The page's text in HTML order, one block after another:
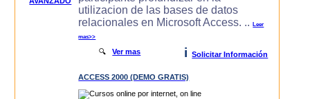
utilizacion de las bases de datos
relacionales en Microsoft Access. ..Leer
mas>>
🔍Ver mas i Solicitar Información
ACCESS 2000 (DEMO GRATIS)